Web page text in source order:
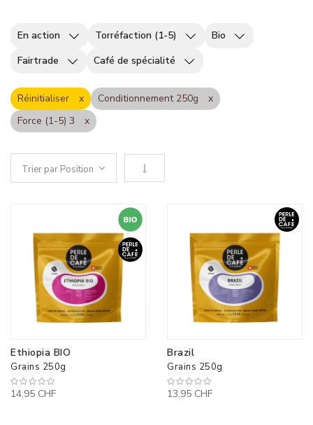
En action Torréfaction (1-5)
Bio
Fairtrade
Café de spécialité
Réinitialiser
Conditionnement 250g
Force (1-5) 3
Définir le sens descendant
Ethiopia BIO
Grains 250g
14,95 CHF
Brazil
Grains 250g
13,95 CHF